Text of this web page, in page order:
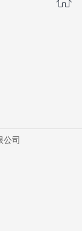
司